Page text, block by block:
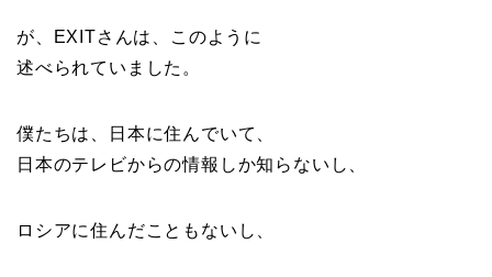
が、EXITさんは、このように
述べられていました。
僕たちは、日本に住んでいて、
日本のテレビからの情報しか知らないし、
ロシアに住んだこともないし、